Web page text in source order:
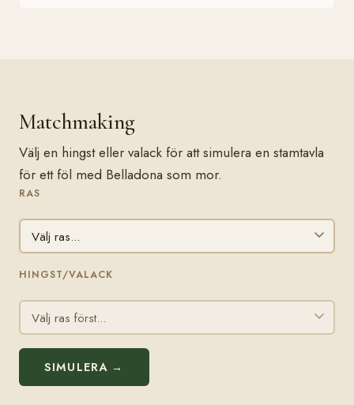
Matchmaking
Välj en hingst eller valack för att simulera en stamtavla
för ett föl med Belladona som mor.
RAS
HINGST/VALACK
SIMULERA →